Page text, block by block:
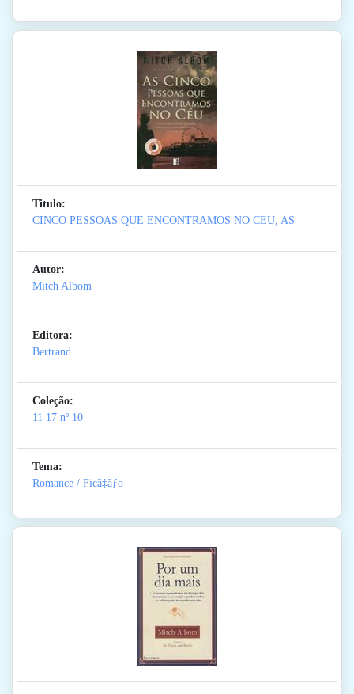
Titulo:
CINCO PESSOAS QUE ENCONTRAMOS NO CEU, AS
Autor:
Mitch Albom
Editora:
Bertrand
Coleção:
11 17 nº 10
Tema:
Romance / Ficã‡ãƒo